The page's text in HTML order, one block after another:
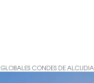
GLOBALES CONDES DE ALCUDIA